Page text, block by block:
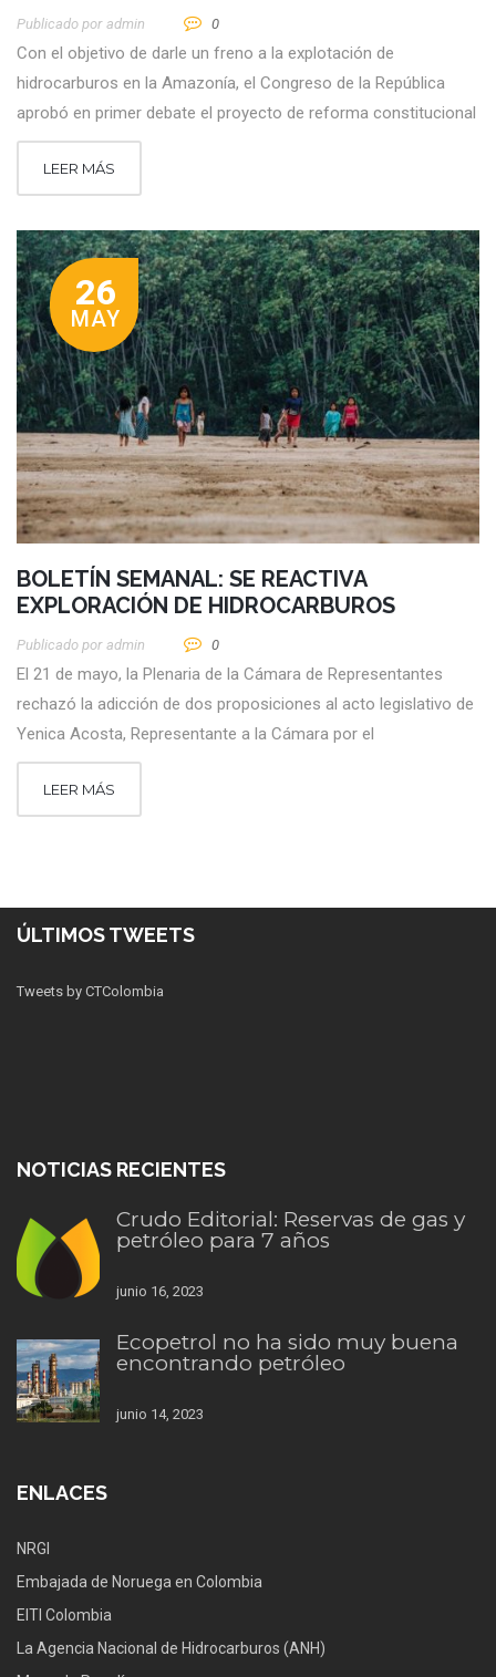
Publicado por Admin 0
Con el objetivo de darle un freno a la explotación de
hidrocarburos en la Amazonía, el Congreso de la República
aprobó en primer debate el proyecto de reforma constitucional
LEER MÁS
26
MAY
BOLETÍN SEMANAL: SE REACTIVA
EXPLORACIÓN DE HIDROCARBUROS
Publicado por Admin 0
El 21 de mayo, la Plenaria de la Cámara de Representantes
rechazó la adicción de dos proposiciones al acto legislativo de
Yenica Acosta, Representante a la Cámara por el
LEER MÁS
ÚLTIMOS TWEETS
Tweets by CTColombia
NOTICIAS RECIENTES
Crudo Editorial: Reservas de gas y
petróleo para 7 años
junio 16, 2023
Ecopetrol no ha sido muy buena
encontrando petróleo
junio 14, 2023
ENLACES
NRGI
Embajada de Noruega en Colombia
EITI Colombia
La Agencia Nacional de Hidrocarburos (ANH)